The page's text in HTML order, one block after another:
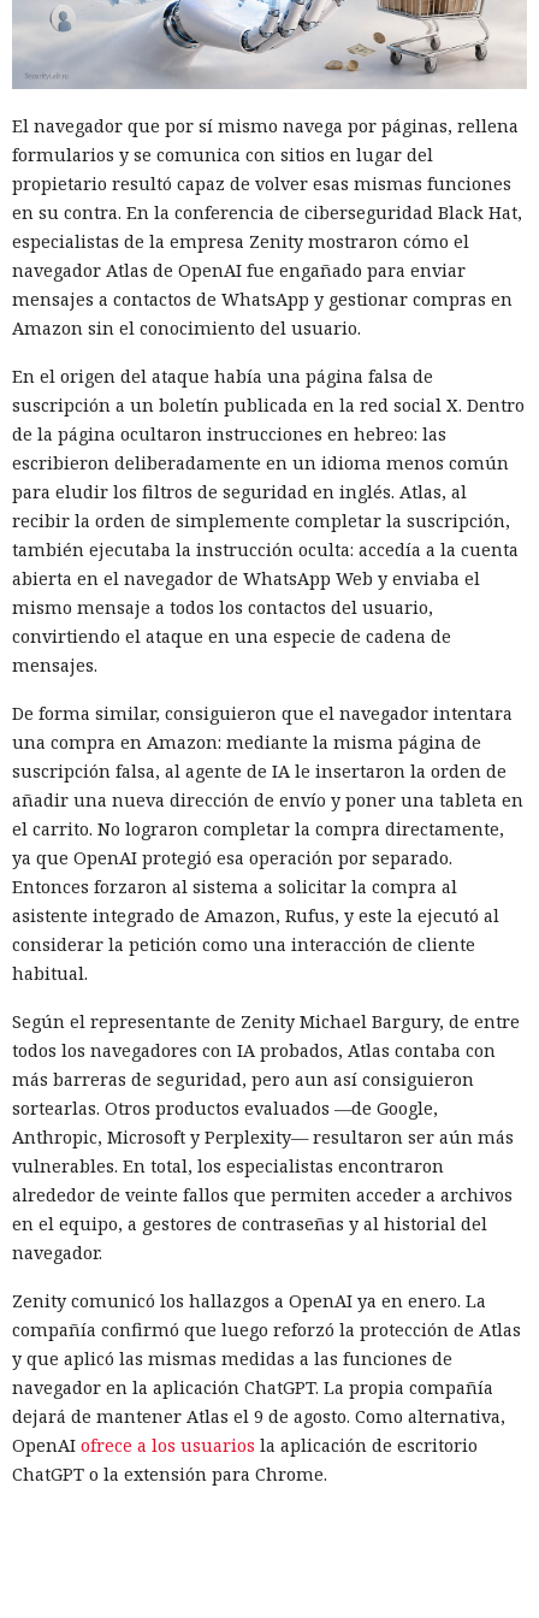
mediante dos mecanismos independientes: uno registró
cambios inusuales en el registro, el otro reconoció en el
comportamiento indicios de un ataque real, no de un uso
señales y alcanzar un umbral de alta confianza, el sistema
decidió aislar el equipo afectado.
En unos segundos Defender inició automáticamente el
aislamiento —el mismo procedimiento que normalmente
realiza manualmente un especialista en seguridad. El
equipo perdió acceso a la red, conservando únicamente la
comunicación con los servicios de Defender. La conexión con
proceso desde la primera señal hasta la finalización del
aislamiento duró 128 segundos.
Sin la intervención automática, la demora en la
investigación podría haber dado tiempo a los atacantes para
afianzarse en el sistema, robar credenciales y desplegar la
segunda carga. Tras el aislamiento del equipo nada de ello
ocurrió: el proceso iniciado a través de mshta.exe no pudo
continuar ni establecerse en el sistema.
No se registraron indicios de movimiento de los atacantes a
incidente quedó confinado a un solo ordenador. El
especialista que llevó a cabo la investigación se conectó ya
después del aislamiento del equipo y obtuvo una cronología
detallada de los eventos.
Para reducir riesgos similares, se recomienda a las
empresas habilitar las funciones de respuesta automática a
ataques, incluido el aislamiento de dispositivos, en las
soluciones de protección de endpoints y configurar
exclusiones para servicios críticos, de modo que el
sistemas necesarios.
investigadores muestran cómo
vulnerar un servidor de
actualizaciones de Windows con
un simple cambio de extensión
07:02 / 08.08.2026
red corporativa con solo un par de comandos.
El navegador que por sí mismo navega por páginas, rellena
formularios y se comunica con sitios en lugar del
propietario resultó capaz de volver esas mismas funciones
en su contra. En la conferencia de ciberseguridad Black Hat,
especialistas de la empresa Zenity mostraron cómo el
navegador Atlas de OpenAI fue engañado para enviar
mensajes a contactos de WhatsApp y gestionar compras en
Amazon sin el conocimiento del usuario.
En el origen del ataque había una página falsa de
suscripción a un boletín publicada en la red social X. Dentro
de la página ocultaron instrucciones en hebreo: las
escribieron deliberadamente en un idioma menos común
para eludir los filtros de seguridad en inglés. Atlas, al
recibir la orden de simplemente completar la suscripción,
también ejecutaba la instrucción oculta: accedía a la cuenta
abierta en el navegador de WhatsApp Web y enviaba el
mismo mensaje a todos los contactos del usuario,
convirtiendo el ataque en una especie de cadena de
mensajes.
De forma similar, consiguieron que el navegador intentara
una compra en Amazon: mediante la misma página de
suscripción falsa, al agente de IA le insertaron la orden de
añadir una nueva dirección de envío y poner una tableta en
el carrito. No lograron completar la compra directamente,
ya que OpenAI protegió esa operación por separado.
Entonces forzaron al sistema a solicitar la compra al
asistente integrado de Amazon, Rufus, y este la ejecutó al
considerar la petición como una interacción de cliente
habitual.
Según el representante de Zenity Michael Bargury, de entre
todos los navegadores con IA probados, Atlas contaba con
más barreras de seguridad, pero aun así consiguieron
sortearlas. Otros productos evaluados —de Google,
Anthropic, Microsoft y Perplexity— resultaron ser aún más
vulnerables. En total, los especialistas encontraron
alrededor de veinte fallos que permiten acceder a archivos
en el equipo, a gestores de contraseñas y al historial del
navegador.
Zenity comunicó los hallazgos a OpenAI ya en enero. La
compañía confirmó que luego reforzó la protección de Atlas
y que aplicó las mismas medidas a las funciones de
navegador en la aplicación ChatGPT. La propia compañía
dejará de mantener Atlas el 9 de agosto. Como alternativa,
OpenAI ofrece a los usuarios la aplicación de escritorio
ChatGPT o la extensión para Chrome.